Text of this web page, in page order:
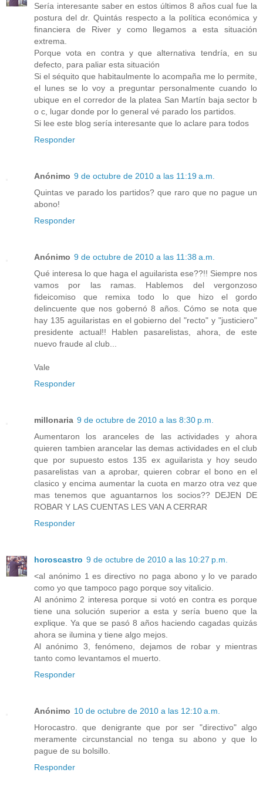
Sería interesante saber en estos últimos 8 años cual fue la
postura del dr. Quintás respecto a la política económica y
financiera de River y como llegamos a esta situación
extrema.
Porque vota en contra y que alternativa tendría, en su
defecto, para paliar esta situación
Si el séquito que habitaulmente lo acompaña me lo permite,
el lunes se lo voy a preguntar personalmente cuando lo
ubique en el corredor de la platea San Martín baja sector b
o c, lugar donde por lo general vé parado los partidos.
Si lee este blog sería interesante que lo aclare para todos
Responder
Anónimo 9 de octubre de 2010 a las 11:19 a.m.
Quintas ve parado los partidos? que raro que no pague un
abono!
Responder
Anónimo 9 de octubre de 2010 a las 11:38 a.m.
Qué interesa lo que haga el aguilarista ese??!! Siempre nos
vamos por las ramas. Hablemos del vergonzoso
fideicomiso que remixa todo lo que hizo el gordo
delincuente que nos gobernó 8 años. Cómo se nota que
hay 135 aguilaristas en el gobierno del "recto" y "justiciero"
presidente actual!! Hablen pasarelistas, ahora, de este
nuevo fraude al club...
Vale
Responder
millonaria 9 de octubre de 2010 a las 8:30 p.m.
Aumentaron los aranceles de las actividades y ahora
quieren tambien arancelar las demas actividades en el club
que por supuesto estos 135 ex aguilarista y hoy seudo
pasarelistas van a aprobar, quieren cobrar el bono en el
clasico y encima aumentar la cuota en marzo otra vez que
mas tenemos que aguantarnos los socios?? DEJEN DE
ROBAR Y LAS CUENTAS LES VAN A CERRAR
Responder
horoscastro 9 de octubre de 2010 a las 10:27 p.m.
<al anónimo 1 es directivo no paga abono y lo ve parado
como yo que tampoco pago porque soy vitalicio.
Al anónimo 2 interesa porque si votó en contra es porque
tiene una solución superior a esta y sería bueno que la
explique. Ya que se pasó 8 años haciendo cagadas quizás
ahora se ilumina y tiene algo mejos.
Al anónimo 3, fenómeno, dejamos de robar y mientras
tanto como levantamos el muerto.
Responder
Anónimo 10 de octubre de 2010 a las 12:10 a.m.
Horocastro. que denigrante que por ser "directivo" algo
meramente circunstancial no tenga su abono y que lo
pague de su bolsillo.
Responder